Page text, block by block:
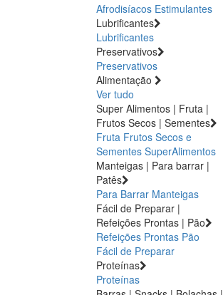
Afrodisíacos Estimulantes
Lubrificantes
Lubrificantes
Preservativos
Preservativos
Alimentação
Ver tudo
Super Alimentos | Fruta |
Frutos Secos | Sementes
Fruta Frutos Secos e
Sementes SuperAlimentos
Manteigas | Para barrar |
Patês
Para Barrar Manteigas
Fácil de Preparar |
Refeições Prontas | Pão
Refeições Prontas Pão
Fácil de Preparar
Proteínas
Proteínas